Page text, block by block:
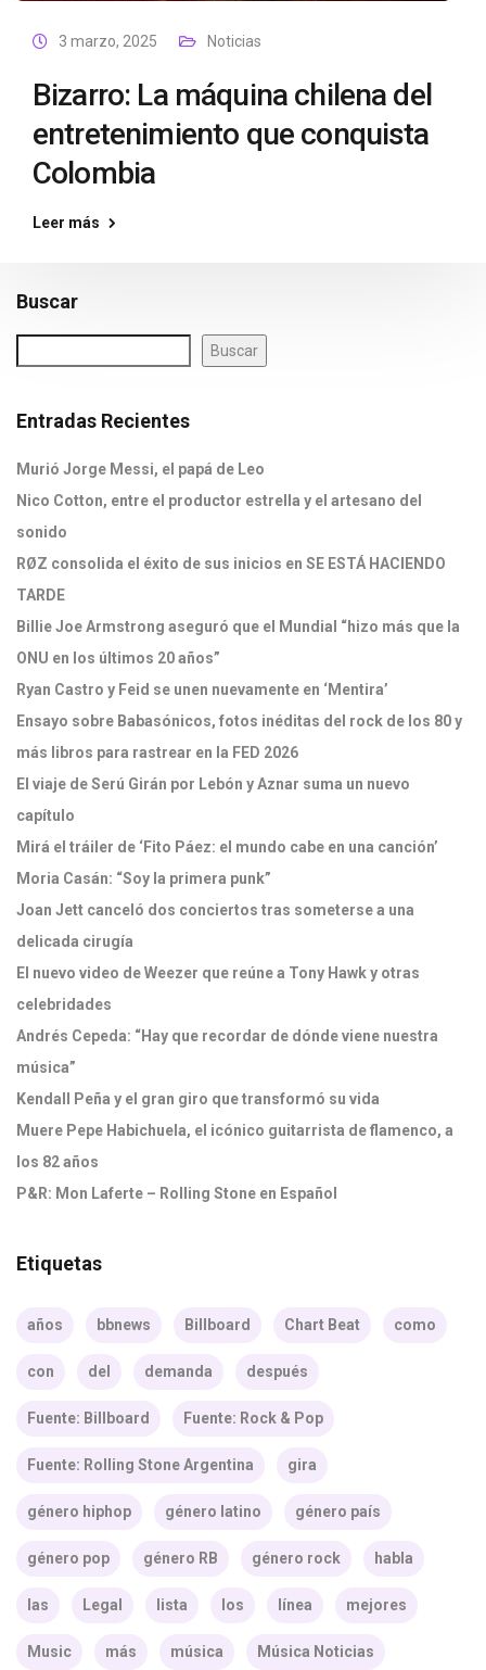
3 marzo, 2025 Noticias
Bizarro: La máquina chilena del
entretenimiento que conquista
Colombia
Leer más
Buscar
Buscar
Entradas Recientes
Murió Jorge Messi, el papá de Leo
Nico Cotton, entre el productor estrella y el artesano del
sonido
RØZ consolida el éxito de sus inicios en SE ESTÁ HACIENDO
TARDE
Billie Joe Armstrong aseguró que el Mundial “hizo más que la
ONU en los últimos 20 años”
Ryan Castro y Feid se unen nuevamente en ‘Mentira’
Ensayo sobre Babasónicos, fotos inéditas del rock de los 80 y
más libros para rastrear en la FED 2026
El viaje de Serú Girán por Lebón y Aznar suma un nuevo
capítulo
Mirá el tráiler de ‘Fito Páez: el mundo cabe en una canción’
Moria Casán: “Soy la primera punk”
Joan Jett canceló dos conciertos tras someterse a una
delicada cirugía
El nuevo video de Weezer que reúne a Tony Hawk y otras
celebridades
Andrés Cepeda: “Hay que recordar de dónde viene nuestra
música”
Kendall Peña y el gran giro que transformó su vida
Muere Pepe Habichuela, el icónico guitarrista de flamenco, a
los 82 años
P&R: Mon Laferte – Rolling Stone en Español
Etiquetas
años bbnews Billboard Chart Beat como
con del demanda después
Fuente: Billboard Fuente: Rock & Pop
Fuente: Rolling Stone Argentina gira
género hiphop género latino género país
género pop género RB género rock habla
las Legal lista los línea mejores
Music más música Música Noticias